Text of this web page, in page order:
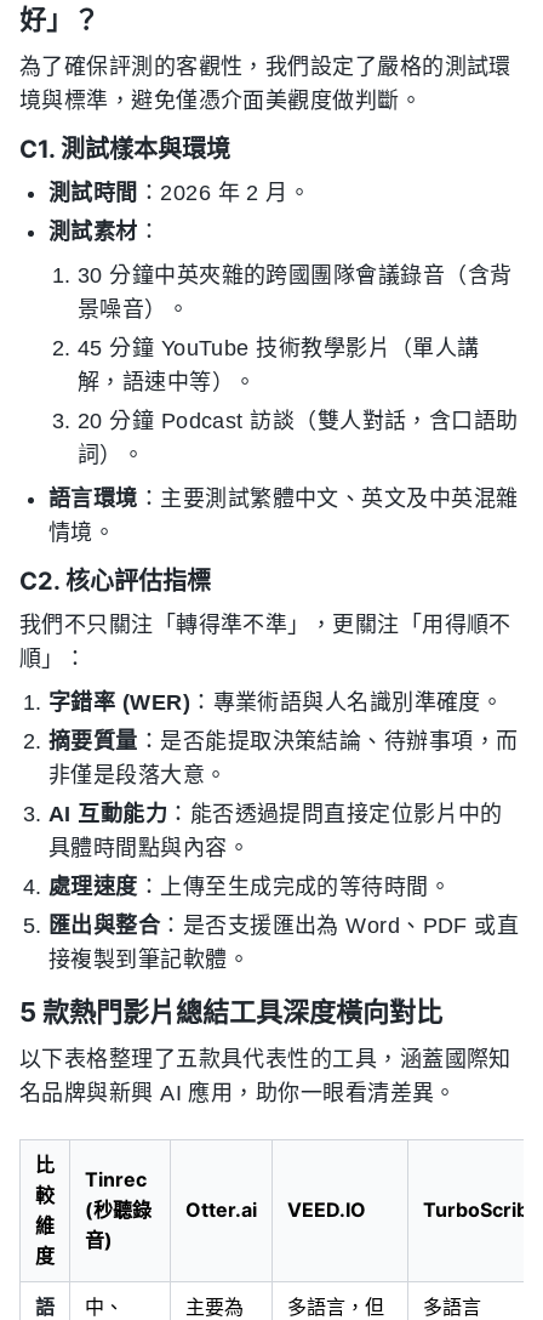
好」？
為了確保評測的客觀性，我們設定了嚴格的測試環
境與標準，避免僅憑介面美觀度做判斷。
C1. 測試樣本與環境
測試時間 ：2026 年 2 月。
測試素材 ：
30 分鐘中英夾雜的跨國團隊會議錄音（含背
景噪音）。
45 分鐘 YouTube 技術教學影片（單人講
解，語速中等）。
20 分鐘 Podcast 訪談（雙人對話，含口語助
詞）。
語言環境 ：主要測試繁體中文、英文及中英混雜
情境。
C2. 核心評估指標
我們不只關注「轉得準不準」，更關注「用得順不
順」：
字錯率 (WER) ：專業術語與人名識別準確度。
摘要質量 ：是否能提取決策結論、待辦事項，而
非僅是段落大意。
AI 互動能力 ：能否透過提問直接定位影片中的
具體時間點與內容。
處理速度 ：上傳至生成完成的等待時間。
匯出與整合：是否支援匯出為 Word、PDF 或直
接複製到筆記軟體。
5 款熱門影片總結工具深度橫向對比
以下表格整理了五款具代表性的工具，涵蓋國際知
名品牌與新興 AI 應用，助你一眼看清差異。
比
較
維
度
Tinrec
(秒聽錄
音)
Otter.ai VEED.IO TurboScribe
語
中、
主要為
多語言，但
多語言